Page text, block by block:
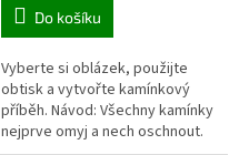
Do košíku
Vyberte si oblázek, použijte
obtisk a vytvořte kamínkový
příběh. Návod: Všechny kamínky
nejprve omyj a nech oschnout.